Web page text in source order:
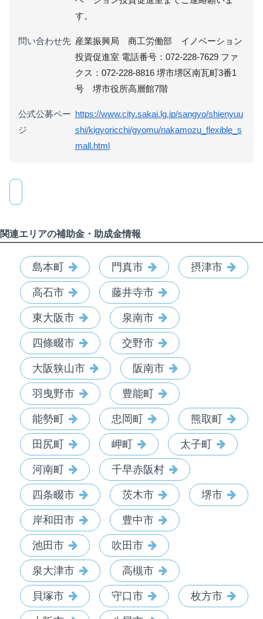
す。
問い合わせ先 産業振興局 商工労働部 イノベーション
投資促進室 電話番号：072-228-7629 ファ
クス：072-228-8816 堺市堺区南瓦町3番1
号 堺市役所高層館7階
公式公募ペー
ジ
https://www.city.sakai.lg.jp/sangyo/shienyuu
shi/kigyoricchi/gyomu/nakamozu_flexible_s
mall.html
関連エリアの補助金・助成金情報
島本町 門真市 摂津市
高石市 藤井寺市
東大阪市 泉南市
四條畷市 交野市
大阪狭山市 阪南市
羽曳野市 豊能町
能勢町 忠岡町 熊取町
田尻町 岬町 太子町
河南町 千早赤阪村
四条畷市 茨木市 堺市
岸和田市 豊中市
池田市 吹田市
泉大津市 高槻市
貝塚市 守口市 枚方市